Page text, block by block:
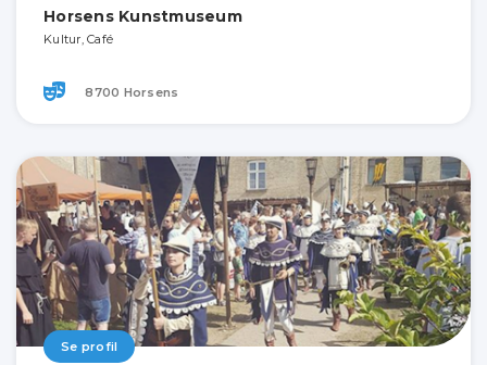
Horsens Kunstmuseum
Kultur, Café
8700 Horsens
Se profil